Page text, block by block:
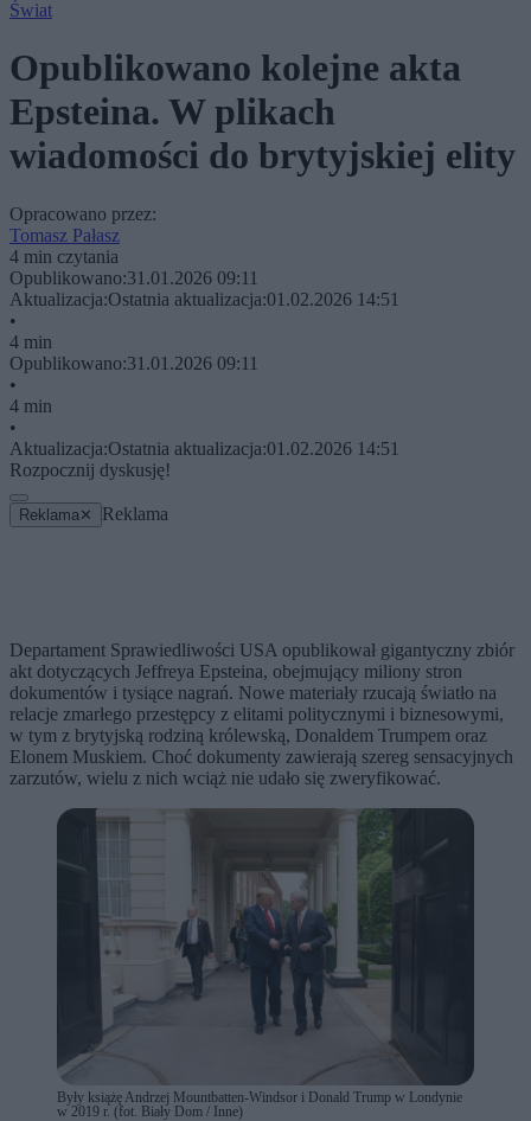
Świat
Opublikowano kolejne akta
Epsteina. W plikach
wiadomości do brytyjskiej elity
Opracowano przez:
Tomasz Pałasz
4 min czytania
Opublikowano:31.01.2026 09:11
Aktualizacja:Ostatnia aktualizacja:01.02.2026 14:51
•
4 min
Opublikowano:31.01.2026 09:11
•
4 min
•
Aktualizacja:Ostatnia aktualizacja:01.02.2026 14:51
Rozpocznij dyskusję!
Reklama ✕ Reklama
Departament Sprawiedliwości USA opublikował gigantyczny zbiór
akt dotyczących Jeffreya Epsteina, obejmujący miliony stron
dokumentów i tysiące nagrań. Nowe materiały rzucają światło na
relacje zmarłego przestępcy z elitami politycznymi i biznesowymi,
w tym z brytyjską rodziną królewską, Donaldem Trumpem oraz
Elonem Muskiem. Choć dokumenty zawierają szereg sensacyjnych
zarzutów, wielu z nich wciąż nie udało się zweryfikować.
Były książę Andrzej Mountbatten-Windsor i Donald Trump w Londynie
w 2019 r. (fot. Biały Dom / Inne)